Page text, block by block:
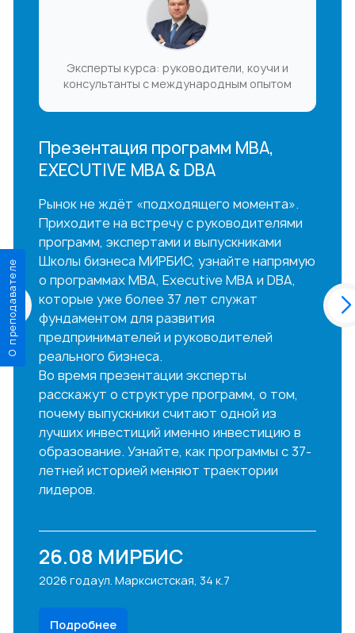
Эксперты курса: руководители, коучи и
консультанты с международным опытом
Презентация программ MBA,
EXECUTIVE MBA & DBA
Рынок не ждёт «подходящего момента».
Приходите на встречу с руководителями
программ, экспертами и выпускниками
Школы бизнеса МИРБИС, узнайте напрямую
о программах MBA, Executive MBA и DBA,
которые уже более 37 лет служат
фундаментом для развития
предпринимателей и руководителей
реального бизнеса.
Во время презентации эксперты
расскажут о структуре программ, о том,
почему выпускники считают одной из
лучших инвестиций именно инвестицию в
образование. Узнайте, как программы с 37-
летней историей меняют траектории
лидеров.
26.08
2026 года
МИРБИС
ул. Марксистская, 34 к.7
Подробнее
О преподавателе